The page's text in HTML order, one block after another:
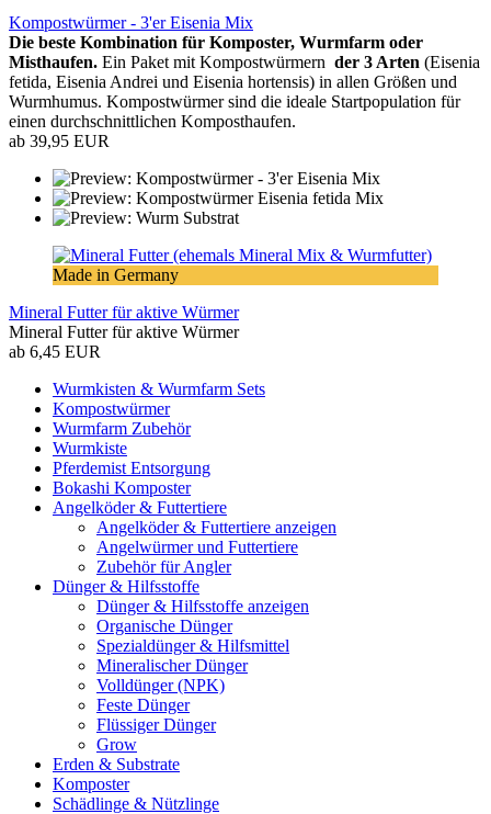
Kompostwürmer - 3'er Eisenia Mix
Die beste Kombination für Komposter, Wurmfarm oder
Misthaufen. Ein Paket mit Kompostwürmern der 3 Arten (Eisenia
fetida, Eisenia Andrei und Eisenia hortensis) in allen Größen und
Wurmhumus. Kompostwürmer sind die ideale Startpopulation für
einen durchschnittlichen Komposthaufen.
ab 39,95 EUR
Made in Germany
Mineral Futter für aktive Würmer
Mineral Futter für aktive Würmer
ab 6,45 EUR
Wurmkisten & Wurmfarm Sets
Kompostwürmer
Wurmfarm Zubehör
Wurmkiste
Pferdemist Entsorgung
Bokashi Komposter
Angelköder & Futtertiere
Angelköder & Futtertiere anzeigen
Angelwürmer und Futtertiere
Zubehör für Angler
Dünger & Hilfsstoffe
Dünger & Hilfsstoffe anzeigen
Organische Dünger
Spezialdünger & Hilfsmittel
Mineralischer Dünger
Volldünger (NPK)
Feste Dünger
Flüssiger Dünger
Grow
Erden & Substrate
Komposter
Schädlinge & Nützlinge